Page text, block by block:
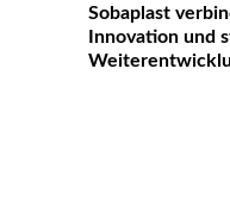
Sobaplast
Innovation und